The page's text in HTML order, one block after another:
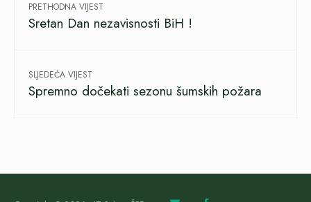
PRETHODNA VIJEST
Sretan Dan nezavisnosti BiH !
SLJEDEĆA VIJEST
Spremno dočekati sezonu šumskih požara